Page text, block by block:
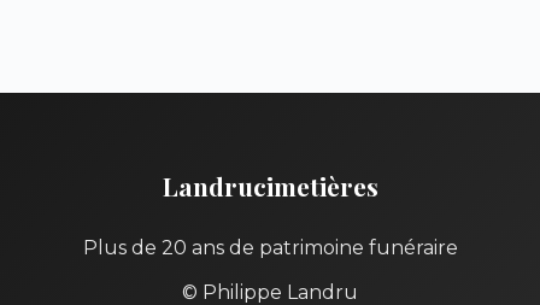
Landrucimetières
Plus de 20 ans de patrimoine funéraire
© Philippe Landru